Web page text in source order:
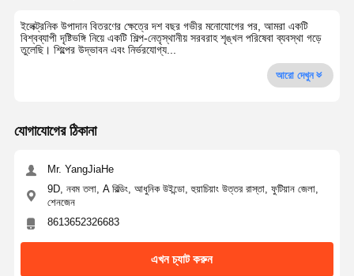
ইলেক্ট্রনিক উপাদান বিতরণের ক্ষেত্রে দশ বছর গভীর মনোযোগের পর, আমরা একটি
বিশ্বব্যাপী দৃষ্টিভঙ্গি নিয়ে একটি শিল্প-নেতৃস্থানীয় সরবরাহ শৃঙ্খল পরিষেবা ব্যবস্থা গড়ে
তুলেছি। শিল্পের উদ্ভাবন এবং নির্ভরযোগ্য...
আরো দেখুন
যোগাযোগের ঠিকানা
Mr. YangJiaHe
9D, নবম তলা, A বিল্ডিং, আধুনিক উইন্ডো, হুয়াচিয়াং উত্তর রাস্তা, ফুটিয়ান জেলা,
শেনজেন
8613652326683
এখন চ্যাট করুন